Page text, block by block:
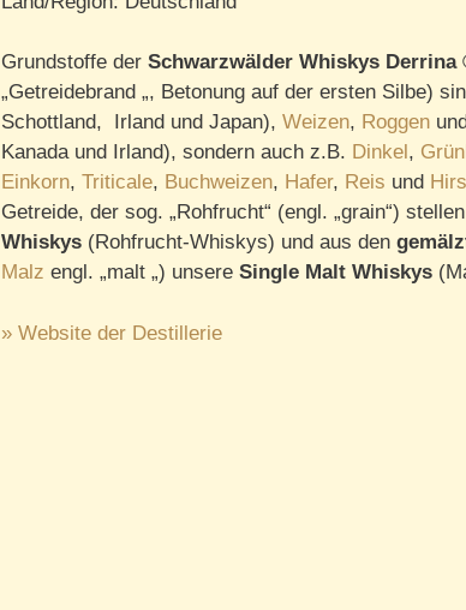
Grundstoffe der Schwarzwälder Whiskys Derrina
„Getreidebrand „, Betonung auf der ersten Silbe)
Schottland, Irland und Japan), Weizen, Roggen
Kanada und Irland), sondern auch z.B. Dinkel,
Einkorn, Triticale, Buchweizen, Hafer, Reis und
Getreide, der sog. „Rohfrucht“ (engl. „grain“)
Whiskys (Rohfrucht-Whiskys) und aus den
Malz engl. „malt „) unsere Single Malt Whiskys
» Website der Destillerie